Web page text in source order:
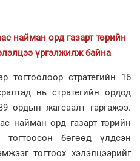
найман орд газарт төрийн
үргэлжилж байна
стратегийн 16
нь стратегийн ордод
ордын жагсаалт гаргажээ.
найман орд газарт төрийн
бөгөөд үлдсэн
тогтоох хэлэлцээрийг